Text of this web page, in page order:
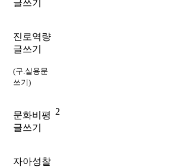
글쓰기
2
진로역량
글쓰기
(구.실용문
쓰기)
문화비평
글쓰기
자아성찰